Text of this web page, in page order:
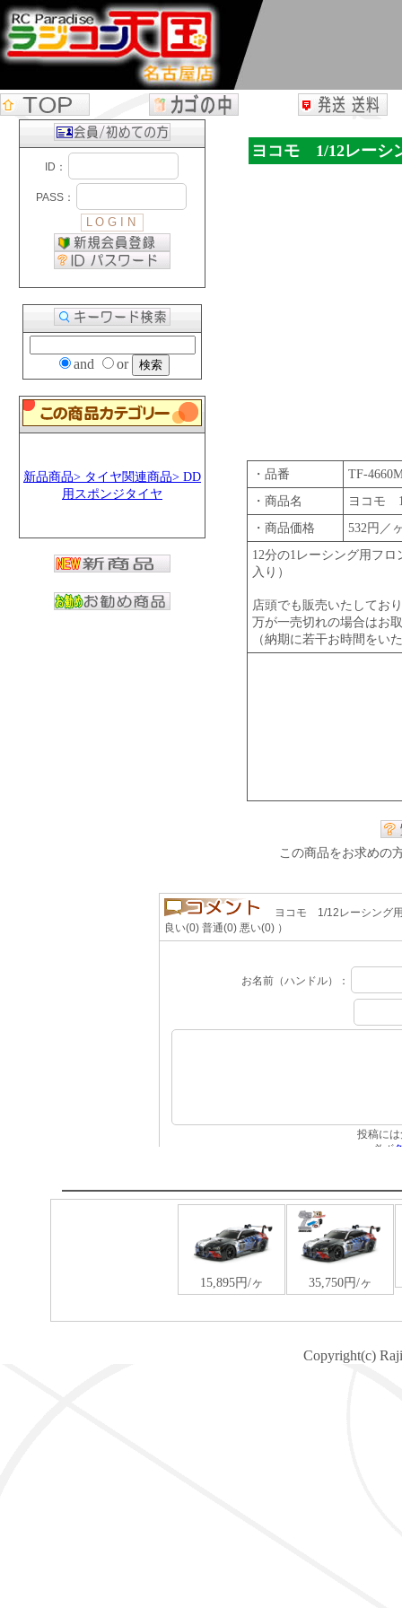
and or
新品商品> タイヤ関連商品> DD
用スポンジタイヤ
ヨコモ 1/12レーシ
・品番
TF-
・商品名
ヨコモ
・商品価格
532円／
12分の1レーシング用フ
入り）
店頭でも販売いたしてお
万が一売切れの場合はお
（納期に若干お時間をい
この商品をお求めの
Copyright(c)